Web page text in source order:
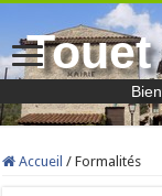
Accueil / Formalités